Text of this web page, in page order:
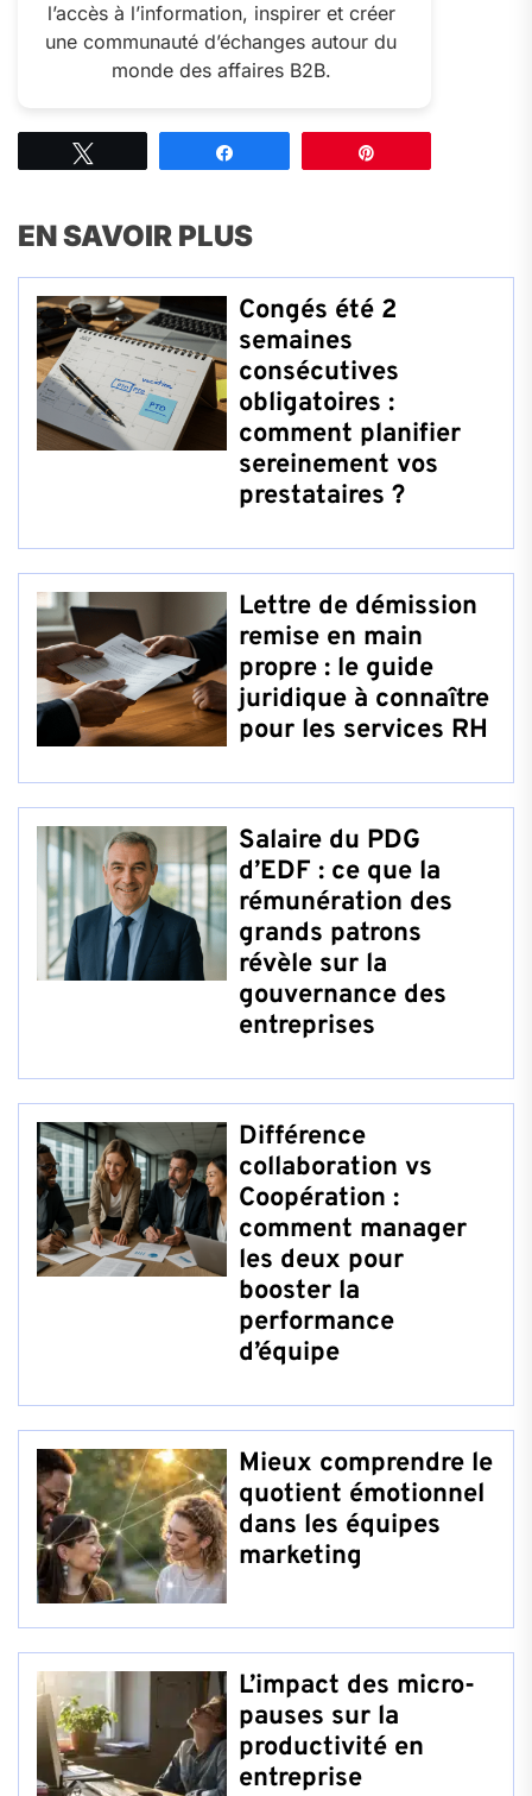
l’accès à l’information, inspirer et créer
une communauté d’échanges autour du
monde des affaires B2B.
EN SAVOIR PLUS
Congés été 2
semaines
consécutives
obligatoires :
comment planifier
sereinement vos
prestataires ?
Lettre de démission
remise en main
propre : le guide
juridique à connaître
pour les services RH
Salaire du PDG
d’EDF : ce que la
rémunération des
grands patrons
révèle sur la
gouvernance des
entreprises
Différence
collaboration vs
Coopération :
comment manager
les deux pour
booster la
performance
d’équipe
Mieux comprendre le
quotient émotionnel
dans les équipes
marketing
L’impact des micro-
pauses sur la
productivité en
entreprise